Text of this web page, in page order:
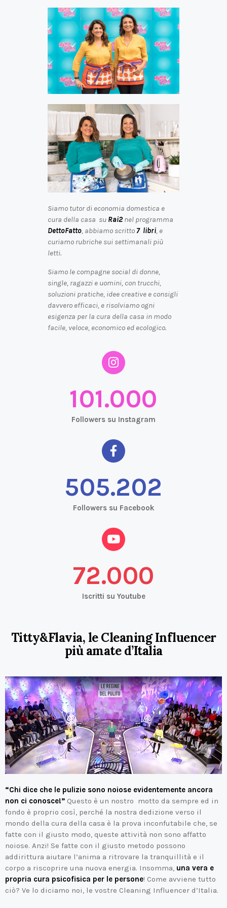
Siamo tutor di economia domestica e
cura della casa su Rai2nel programma
DettoFatto , abbiamo scritto 7 libri , e
curiamo rubriche sui settimanali più
letti.
Siamo le compagne social di donne,
single, ragazzi e uomini, con trucchi,
soluzioni pratiche, idee creative e consigli
davvero efficaci, e risolviamo ogni
esigenza per la cura della casa in modo
facile, veloce, economico ed ecologico.
101.000
Followers su Instagram
548.386
Followers su Facebook
72.000
Iscritti su Youtube
Titty&Flavia, le Cleaning Influencer
più amate d’Italia
“Chi dice che le pulizie sono noiose evidentemente ancora
non ci conosce!” Questo è un nostro motto da sempre ed in
fondo è proprio così, perché la nostra dedizione verso il
mondo della cura della casa è la prova inconfutabile che, se
fatte con il giusto modo, queste attività non sono affatto
noiose. Anzi! Se fatte con il giusto metodo possono
addirittura aiutare l’anima a ritrovare la tranquillità e il
corpo a riscoprire una nuova energia. Insomma, una vera e
propria cura psicofisica per le persone! Come avviene tutto
ciò? Ve lo diciamo noi, le vostre Cleaning Influencer d’Italia.